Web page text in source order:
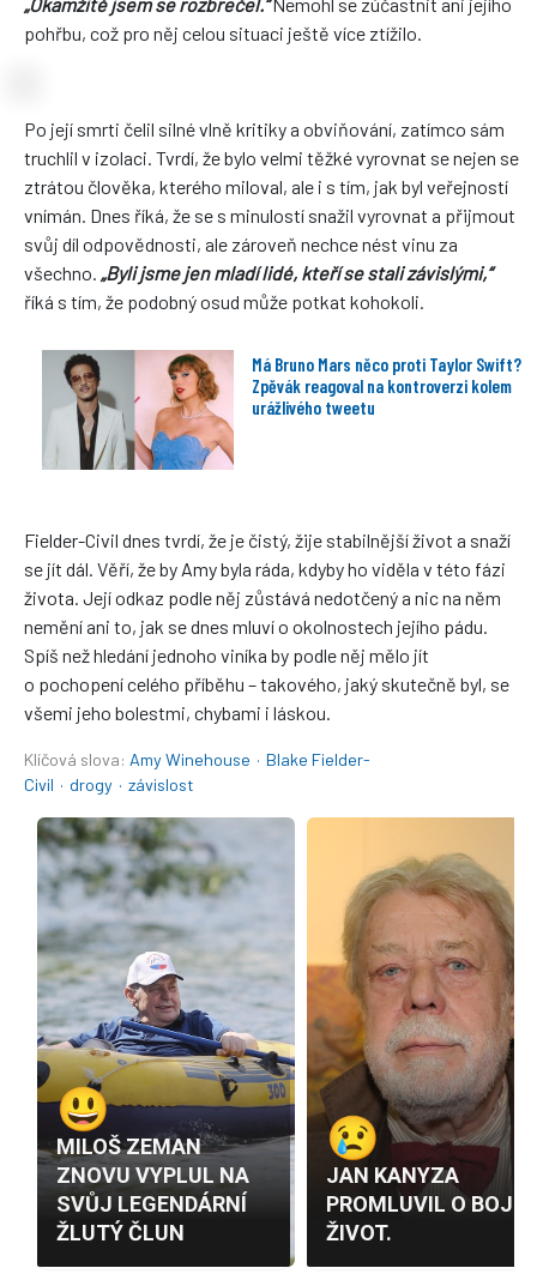
pohřbu, což pro něj celou situaci ještě více ztížilo.
Po její smrti čelil silné vlně kritiky a obviňování, zatímco sám
truchlil v izolaci. Tvrdí, že bylo velmi těžké vyrovnat se nejen se
ztrátou člověka, kterého miloval, ale i s tím, jak byl veřejností
vnímán. Dnes říká, že se s minulostí snažil vyrovnat a přijmout
svůj díl odpovědnosti, ale zároveň nechce nést vinu za
všechno. „Byli jsme jen mladí lidé, kteří se stali závislými,“
říká s tím, že podobný osud může potkat kohokoli.
Má Bruno Mars něco proti Taylor Swift?
Zpěvák reagoval na kontroverzi kolem
urážlivého tweetu
Fielder-Civil dnes tvrdí, že je čistý, žije stabilnější život a snaží
se jít dál. Věří, že by Amy byla ráda, kdyby ho viděla v této fázi
života. Její odkaz podle něj zůstává nedotčený a nic na něm
nemění ani to, jak se dnes mluví o okolnostech jejího pádu.
Spíš než hledání jednoho viníka by podle něj mělo jít
o pochopení celého příběhu – takového, jaký skutečně byl, se
všemi jeho bolestmi, chybami i láskou.
Klíčová slova: Amy Winehouse · Blake Fielder-
Civil · drogy · závislost